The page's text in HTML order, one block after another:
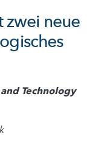
zwei neue
Technology